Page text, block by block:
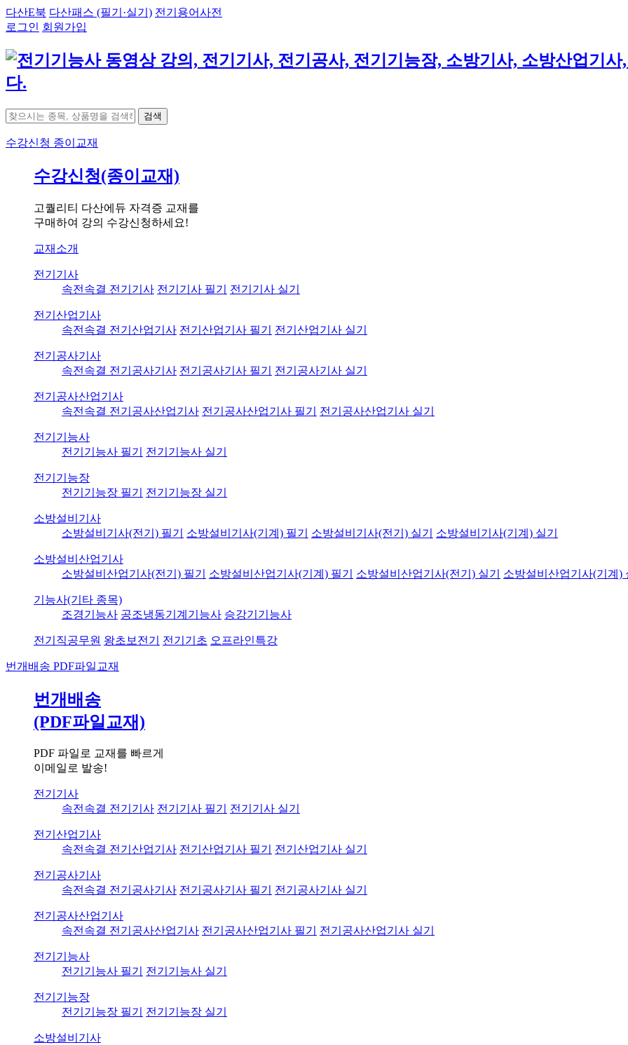
다산E북 다산패스 (필기·실기) 전기용어사전
로그인 회원가입
검색
수강신청 종이교재
수강신청(종이교재)
고퀄리티 다산에듀 자격증 교재를
구매하여 강의 수강신청하세요!
교재소개
전기기사
속전속결 전기기사 전기기사 필기 전기기사 실기
전기산업기사
속전속결 전기산업기사 전기산업기사 필기 전기산업기사 실기
전기공사기사
속전속결 전기공사기사 전기공사기사 필기 전기공사기사 실기
전기공사산업기사
속전속결 전기공사산업기사 전기공사산업기사 필기 전기공사산업기사 실기
전기기능사
전기기능사 필기
전기기능사 실기
전기기능장
전기기능장 필기
전기기능장 실기
소방설비기사
소방설비기사(전기) 필기
소방설비기사(기계) 필기 소방설비기사(전기) 실기 소방설비기사(기계) 실기
소방설비산업기사
소방설비산업기사(전기) 필기
소방설비산업기사(기계) 필기 소방설비산업기사(전기) 실기 소방설비산업기사(기계)
기능사(기타 종목)
조경기능사 공조냉동기계기능사 승강기기능사
전기직공무원 왕초보전기 전기기초 오프라인특강
번개배송 PDF파일교재
번개배송
(PDF파일교재)
PDF 파일로 교재를 빠르게
이메일로 발송!
전기기사
속전속결 전기기사 전기기사 필기 전기기사 실기
전기산업기사
속전속결 전기산업기사 전기산업기사 필기 전기산업기사 실기
전기공사기사
속전속결 전기공사기사 전기공사기사 필기 전기공사기사 실기
전기공사산업기사
속전속결 전기공사산업기사 전기공사산업기사 필기 전기공사산업기사 실기
전기기능사
전기기능사 필기
전기기능사 실기
전기기능장
전기기능장 필기
전기기능장 실기
소방설비기사